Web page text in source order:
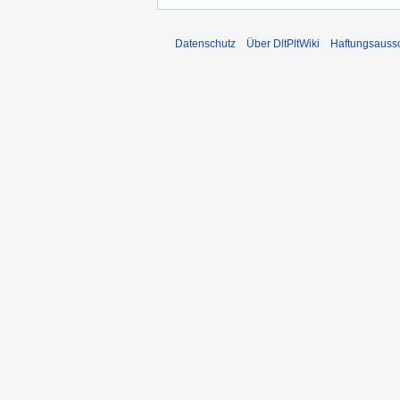
Datenschutz Über DltPltWiki